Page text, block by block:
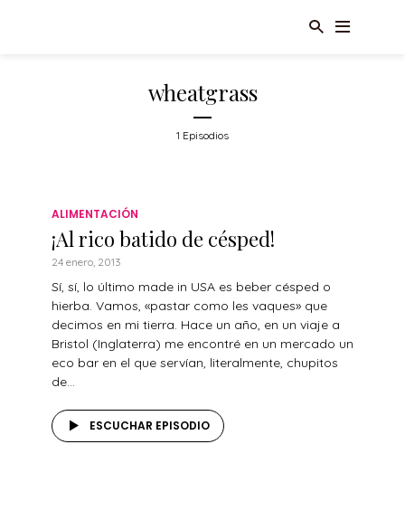
wheatgrass
1 Episodios
ALIMENTACIÓN
¡Al rico batido de césped!
24 enero, 2013
Sí, sí, lo último made in USA es beber césped o
hierba. Vamos, «pastar como les vaques» que
decimos en mi tierra. Hace un año, en un viaje a
Bristol (Inglaterra) me encontré en un mercado un
eco bar en el que servían, literalmente, chupitos
de...
ESCUCHAR EPISODIO